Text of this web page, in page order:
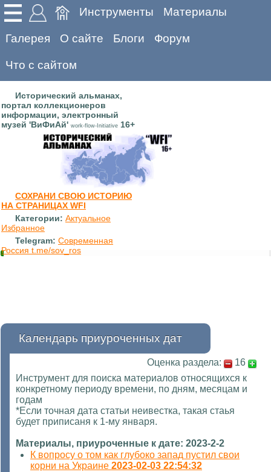
Инструменты Материалы
Галерея О сайте Блоги Форум
Что с сайтом
Исторический альманах,
портал коллекционеров
информации, электронный
музей 'ВиФиАй' work-flow-Initiative 16+
СОХРАНИ СВОЮ ИСТОРИЮ
НА СТРАНИЦАХ WFI
Категории: Актуальное
Избранное
Telegram: Современная
Россия t.me/sov_ros
Календарь приуроченных дат
Оценка раздела:
16
Инструмент для поиска материалов относящихся к
конкретному периоду времени, по дням, месяцам и
годам
*Если точная дата статьи неивестка, такая стаья
будет приписаня к 1-му января.
Материалы, приуроченные к дате: 2023-2-2
К вопросу о том как глубоко запад пустил свои
корни на Украине 2023-02-03 22:54:32